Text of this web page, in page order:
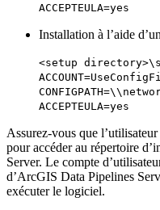
ACCEPTEULA=yes
Installation à l’aide
<setup
ACCEPTEULA=yes
Assurez-vous que
pour accéder au répertoire
Server. Le compte
d’ArcGIS Data Pipelines
exécuter le logiciel.